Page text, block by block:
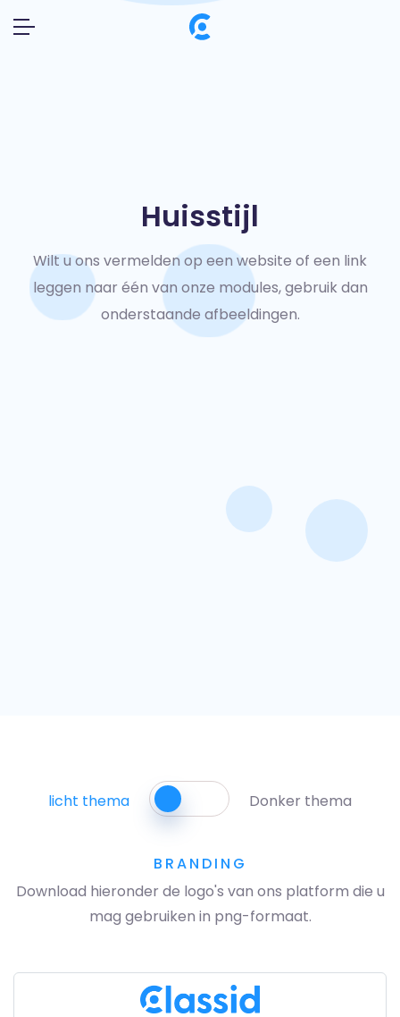
Huisstijl
Wilt u ons vermelden op een website of een link
leggen naar één van onze modules,gebruik dan
onderstaande afbeeldingen.
licht thema Donker thema
BRANDING
Download hieronder de logo's van ons platform die u
mag gebruiken in png-formaat.